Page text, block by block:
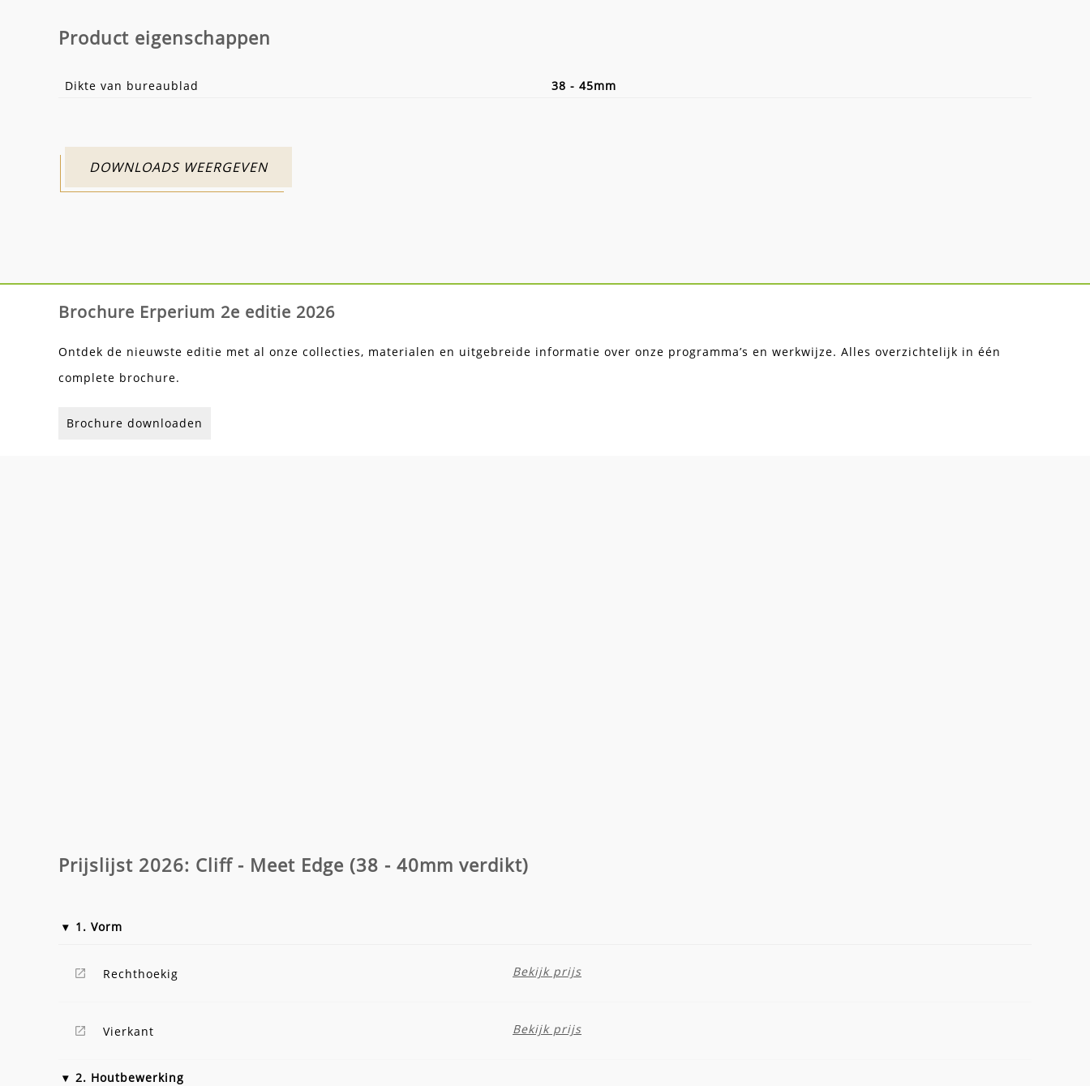
Product eigenschappen
Dikte van bureaublad 38 - 45mm
DOWNLOADS WEERGEVEN
Brochure Erperium 2e editie 2026
Ontdek de nieuwste editie met al onze collecties, materialen en uitgebreide informatie over onze programma’s en werkwijze. Alles overzichtelijk in één
complete brochure.
Brochure downloaden
Prijslijst 2026: Cliff - Meet Edge (38 - 40mm verdikt)
1. Vorm
Rechthoekig Bekijk prijs
Vierkant Bekijk prijs
2. Houtbewerking